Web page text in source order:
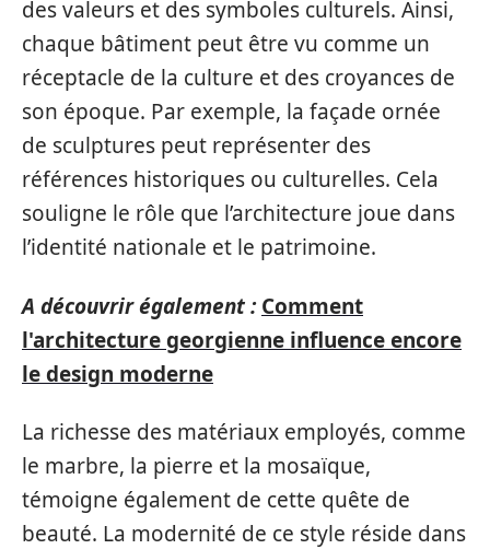
des valeurs et des symboles culturels. Ainsi,
chaque bâtiment peut être vu comme un
réceptacle de la culture et des croyances de
son époque. Par exemple, la façade ornée
de sculptures peut représenter des
références historiques ou culturelles. Cela
souligne le rôle que l’architecture joue dans
l’identité nationale et le patrimoine.
A découvrir également : Comment
l'architecture georgienne influence encore
le design moderne
La richesse des matériaux employés, comme
le marbre, la pierre et la mosaïque,
témoigne également de cette quête de
beauté. La modernité de ce style réside dans